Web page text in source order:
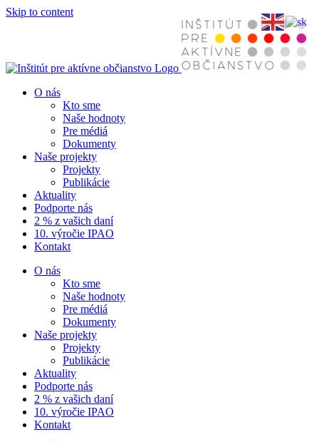
Skip to content
O nás
Kto sme
Naše hodnoty
Pre médiá
Dokumenty
Naše projekty
Projekty
Publikácie
Aktuality
Podporte nás
2 % z vašich daní
10. výročie IPAO
Kontakt
O nás
Kto sme
Naše hodnoty
Pre médiá
Dokumenty
Naše projekty
Projekty
Publikácie
Aktuality
Podporte nás
2 % z vašich daní
10. výročie IPAO
Kontakt